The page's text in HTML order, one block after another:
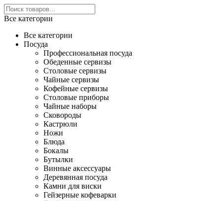
Все категории
Все категории
Посуда
Профессиональная посуда
Обеденные сервизы
Столовые сервизы
Чайные сервизы
Кофейные сервизы
Столовые приборы
Чайные наборы
Сковороды
Кастрюли
Ножи
Блюда
Бокалы
Бутылки
Винные аксессуары
Деревянная посуда
Камни для виски
Гейзерные кофеварки